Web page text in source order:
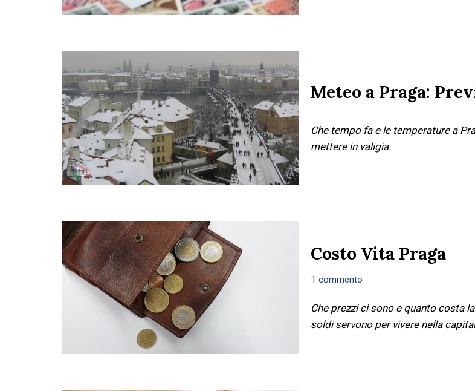
Meteo a Praga:
Che tempo fa e le temperature a
mettere in valigia.
Costo Vita Praga
1 commento
Che prezzi ci sono e quanto costa
soldi servono per vivere nella